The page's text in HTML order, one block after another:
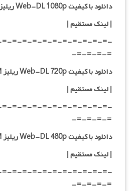
دانلود با کیفیت Web-DL 1080p ریلیز F2M
|لینک مستقیم|
=-=-=-=-=-=-=-=-=-=-
=-=-=-=-
دانلود با کیفیت Web-DL 720p ریلیز F2M
|لینک مستقیم|
=-=-=-=-=-=-=-=-=-=-
=-=-=-=-
دانلود با کیفیت Web-DL 480p ریلیز F2M
|لینک مستقیم|
=-=-=-=-=-=-=-=-=-=-
=-=-=-=-